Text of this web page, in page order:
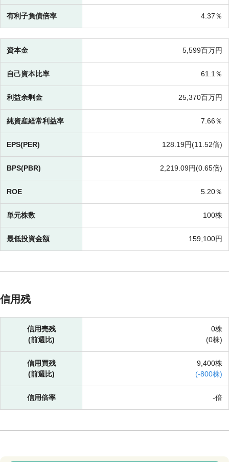
有利子負債倍率 4.37％
資本金 5,599百万円
自己資本比率 61.1％
利益余剰金 25,370百万円
純資産経常利益率 7.66％
EPS(PER) 128.19円(11.52倍)
BPS(PBR) 2,219.09円(0.65倍)
ROE 5.20％
単元株数 100株
最低投資金額 159,100円
信用残
信用売残
(前週比)
0株
(0株)
信用買残
(前週比)
9,400株
(-800株)
信用倍率 -倍